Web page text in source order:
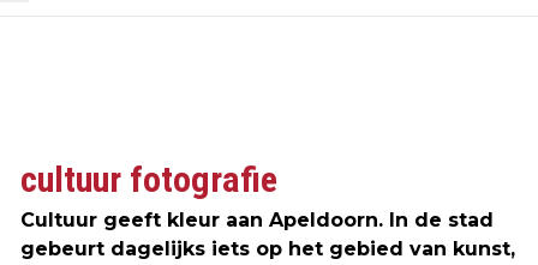
cultuur fotografie
Cultuur geeft kleur aan Apeldoorn. In de stad
gebeurt dagelijks iets op het gebied van kunst,